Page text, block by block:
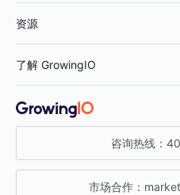
鞋服行业
汽车行业
金融行业
智能运营
获客分析
资源
增长公开课
增长博客
了解 GrowingIO
关于 GrowingIO
增长大会
咨询热线：
市场合作：